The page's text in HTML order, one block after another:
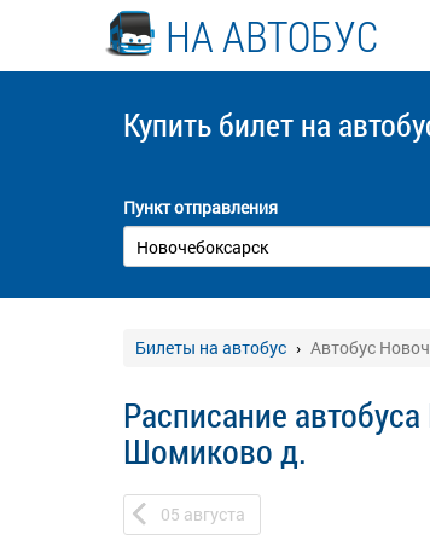
НА АВТОБУС
Купить билет на
Пункт отправления
Билеты на автобус Автобус
Расписание
Шомиково д.
05 августа